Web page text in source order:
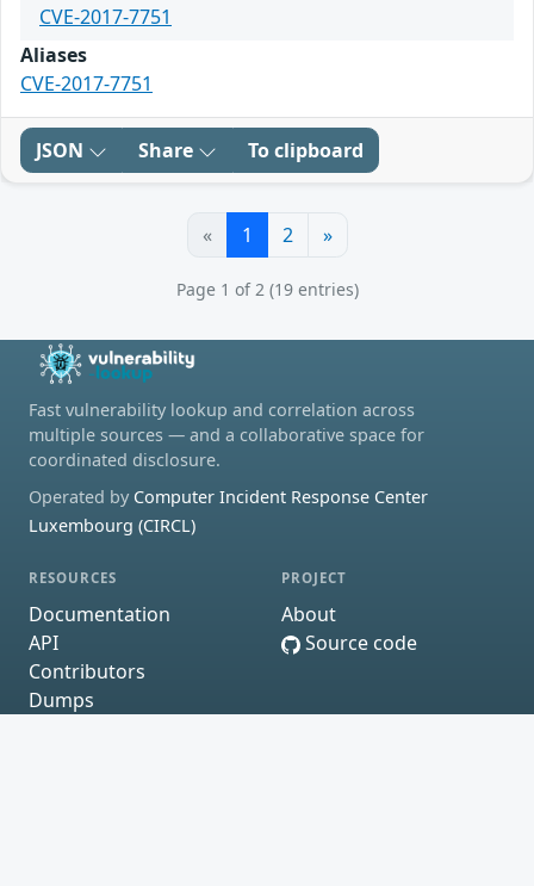
CVE-2017-7751
Aliases
CVE-2017-7751
JSON Share To clipboard
« 1 2 »
Page 1 of 2 (19 entries)
Fast vulnerability lookup and correlation across
multiple sources — and a collaborative space for
coordinated disclosure.
Operated by Computer Incident Response Center
Luxembourg (CIRCL)
RESOURCES
Documentation
API
Contributors
Dumps
PROJECT
About
Source code